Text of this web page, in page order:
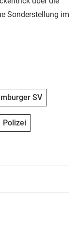
Sonderstellung im
SV
Polizei